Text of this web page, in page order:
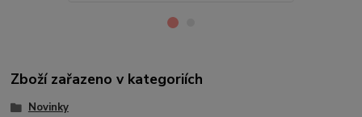
Zboží zařazeno v kategoriích
Novinky